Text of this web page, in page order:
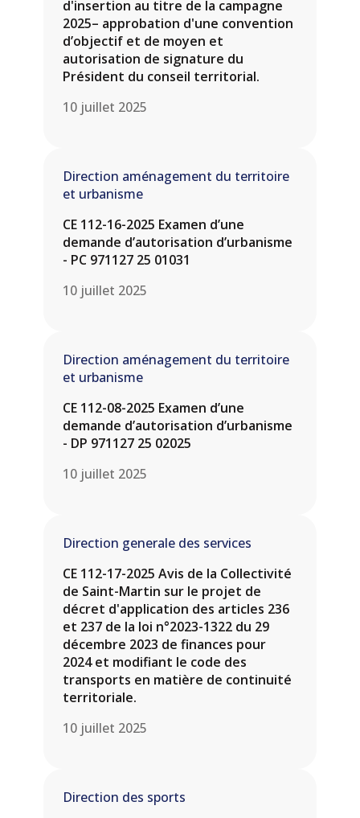
d'insertion au titre de la campagne
2025– approbation d'une convention
d’objectif et de moyen et
autorisation de signature du
Président du conseil territorial.
10 juillet 2025
Direction aménagement du territoire
et urbanisme
CE 112-16-2025 Examen d’une
demande d’autorisation d’urbanisme
- PC 971127 25 01031
10 juillet 2025
Direction aménagement du territoire
et urbanisme
CE 112-08-2025 Examen d’une
demande d’autorisation d’urbanisme
- DP 971127 25 02025
10 juillet 2025
Direction generale des services
CE 112-17-2025 Avis de la Collectivité
de Saint-Martin sur le projet de
décret d'application des articles 236
et 237 de la loi n°2023-1322 du 29
décembre 2023 de finances pour
2024 et modifiant le code des
transports en matière de continuité
territoriale.
10 juillet 2025
Direction des sports